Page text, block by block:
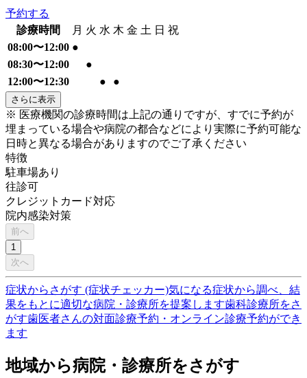
予約する
診療時間
月 火 水 木 金 土 日 祝
08:00〜12:00 ●
08:30〜12:00
●
12:00〜12:30
● ●
さらに表示
※ 医療機関の診療時間は上記の通りですが、すでに予約が
埋まっている場合や病院の都合などにより実際に予約可能な
日時と異なる場合がありますのでご了承ください
特徴
駐車場あり
往診可
クレジットカード対応
院内感染対策
前へ
1
次へ
症状からさがす (症状チェッカー)気になる症状から調べ、結
果をもとに適切な病院・診療所を提案します歯科診療所をさ
がす歯医者さんの対面診療予約・オンライン診療予約ができ
ます
地域から病院・診療所をさがす